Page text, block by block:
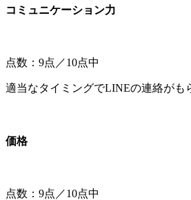
コミュニケーション力
点数：9点／10点中
適当なタイミングでLINEの連絡がも
価格
点数：9点／10点中